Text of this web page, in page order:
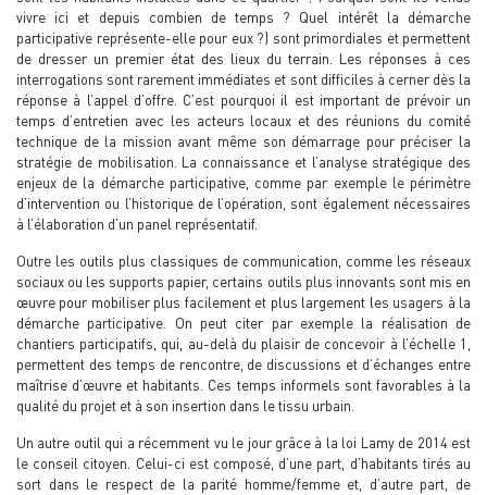
vivre ici et depuis combien de temps ? Quel intérêt la démarche
participative représente-elle pour eux ?) sont primordiales et permettent
de dresser un premier état des lieux du terrain. Les réponses à ces
interrogations sont rarement immédiates et sont difficiles à cerner dès la
réponse à l’appel d’offre. C’est pourquoi il est important de prévoir un
temps d’entretien avec les acteurs locaux et des réunions du comité
technique de la mission avant même son démarrage pour préciser la
stratégie de mobilisation. La connaissance et l’analyse stratégique des
enjeux de la démarche participative, comme par exemple le périmètre
d’intervention ou l’historique de l’opération, sont également nécessaires
à l’élaboration d’un panel représentatif.
Outre les outils plus classiques de communication, comme les réseaux
sociaux ou les supports papier, certains outils plus innovants sont mis en
œuvre pour mobiliser plus facilement et plus largement les usagers à la
démarche participative. On peut citer par exemple la réalisation de
chantiers participatifs, qui, au-delà du plaisir de concevoir à l’échelle 1,
permettent des temps de rencontre, de discussions et d’échanges entre
maîtrise d’œuvre et habitants. Ces temps informels sont favorables à la
qualité du projet et à son insertion dans le tissu urbain.
Un autre outil qui a récemment vu le jour grâce à la loi Lamy de 2014 est
le conseil citoyen. Celui-ci est composé, d’une part, d’habitants tirés au
sort dans le respect de la parité homme/femme et, d’autre part, de